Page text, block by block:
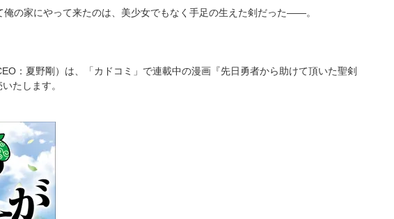
の家にやって来たのは、美少女でもなく手足の生えた剣だった――。
：夏野剛）は、「カドコミ」で連載中の漫画『先日勇者から助けて頂いた聖剣
たします。